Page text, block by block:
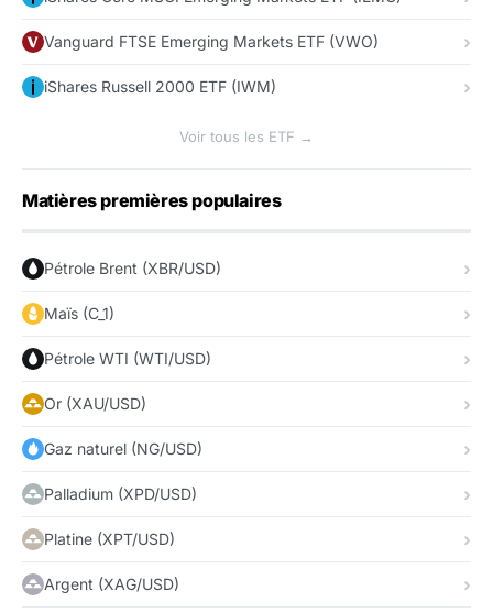
Vanguard FTSE Emerging Markets ETF (VWO)
iShares Russell 2000 ETF (IWM)
Voir tous les ETF →
Matières premières populaires
Pétrole Brent (XBR/USD)
Maïs (C_1)
Pétrole WTI (WTI/USD)
Or (XAU/USD)
Gaz naturel (NG/USD)
Palladium (XPD/USD)
Platine (XPT/USD)
Argent (XAG/USD)